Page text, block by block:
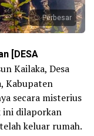
Perbesar
[DESA
Kailaka, Desa
Kabupaten
secara misterius
ini dilaporkan
keluar rumah.